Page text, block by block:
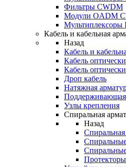
Фильтры CWDM
Модули OADM
Мультиплексоры
Кабель и кабельная
Назад
Кабель и
Кабель
Кабель
Дроп кабель
Натяжная
Поддерживающая
Узлы крепления
Спиральная
Назад
Спиральная